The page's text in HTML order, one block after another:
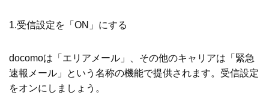
1.受信設定を「ON」にする
docomoは「エリアメール」、その他のキャリアは「緊急
速報メール」という名称の機能で提供されます。受信設定
をオンにしましょう。